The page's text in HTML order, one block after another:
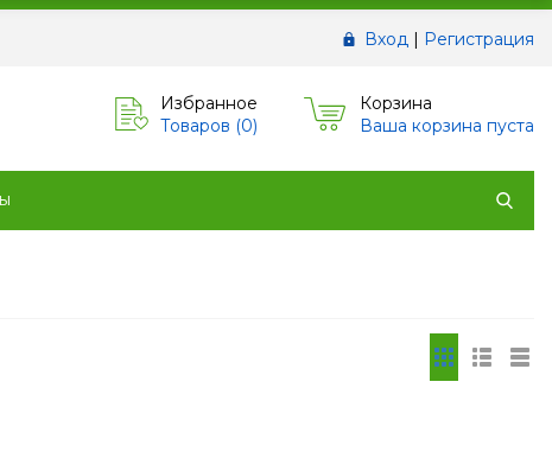
Вход | Регистрация
Избранное
Товаров (0)
Корзина
Ваша корзина пуста